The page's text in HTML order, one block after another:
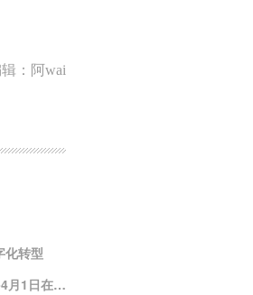
：阿wai
化转型
第七届商业银行数字化转型战略大会将于3月31日-4月1日在沪召开